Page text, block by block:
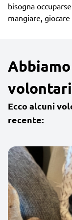
bisogna
mangiare, giocare
Ecco alcuni
recente: